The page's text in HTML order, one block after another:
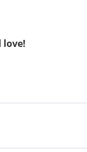
love!